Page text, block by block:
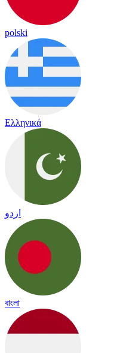
polski
Ελληνικά
اردو
বাংলা